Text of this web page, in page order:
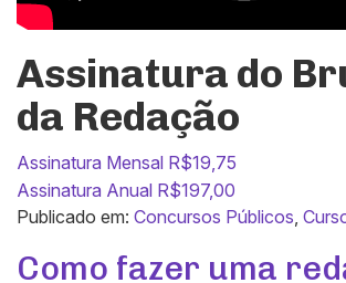
Assinatura do
da Redação
Assinatura Mensal R$19,75
Assinatura Anual R$197,00
Publicado em: Concursos Públicos,
Como fazer uma